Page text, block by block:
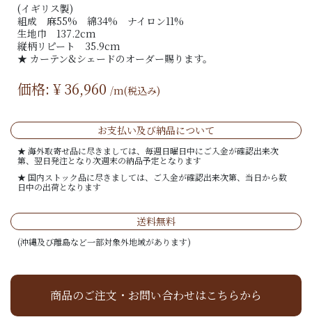
(イギリス製)
組成 麻55% 綿34% ナイロン11%
生地巾 137.2cm
縦柄リピート 35.9cm
★ カーテン&シェードのオーダー賜ります。
価格: ¥36,960 /m(税込み)
お支払い及び納品について
★ 海外取寄せ品に尽きましては、毎週日曜日中にご入金が確認出来次
第、翌日発注となり次週末の納品予定となります
★ 国内ストック品に尽きましては、ご入金が確認出来次第、当日から数
日中の出荷となります
送料無料
(沖縄及び離島など一部対象外地域があります)
商品のご注文・お問い合わせはこちらから